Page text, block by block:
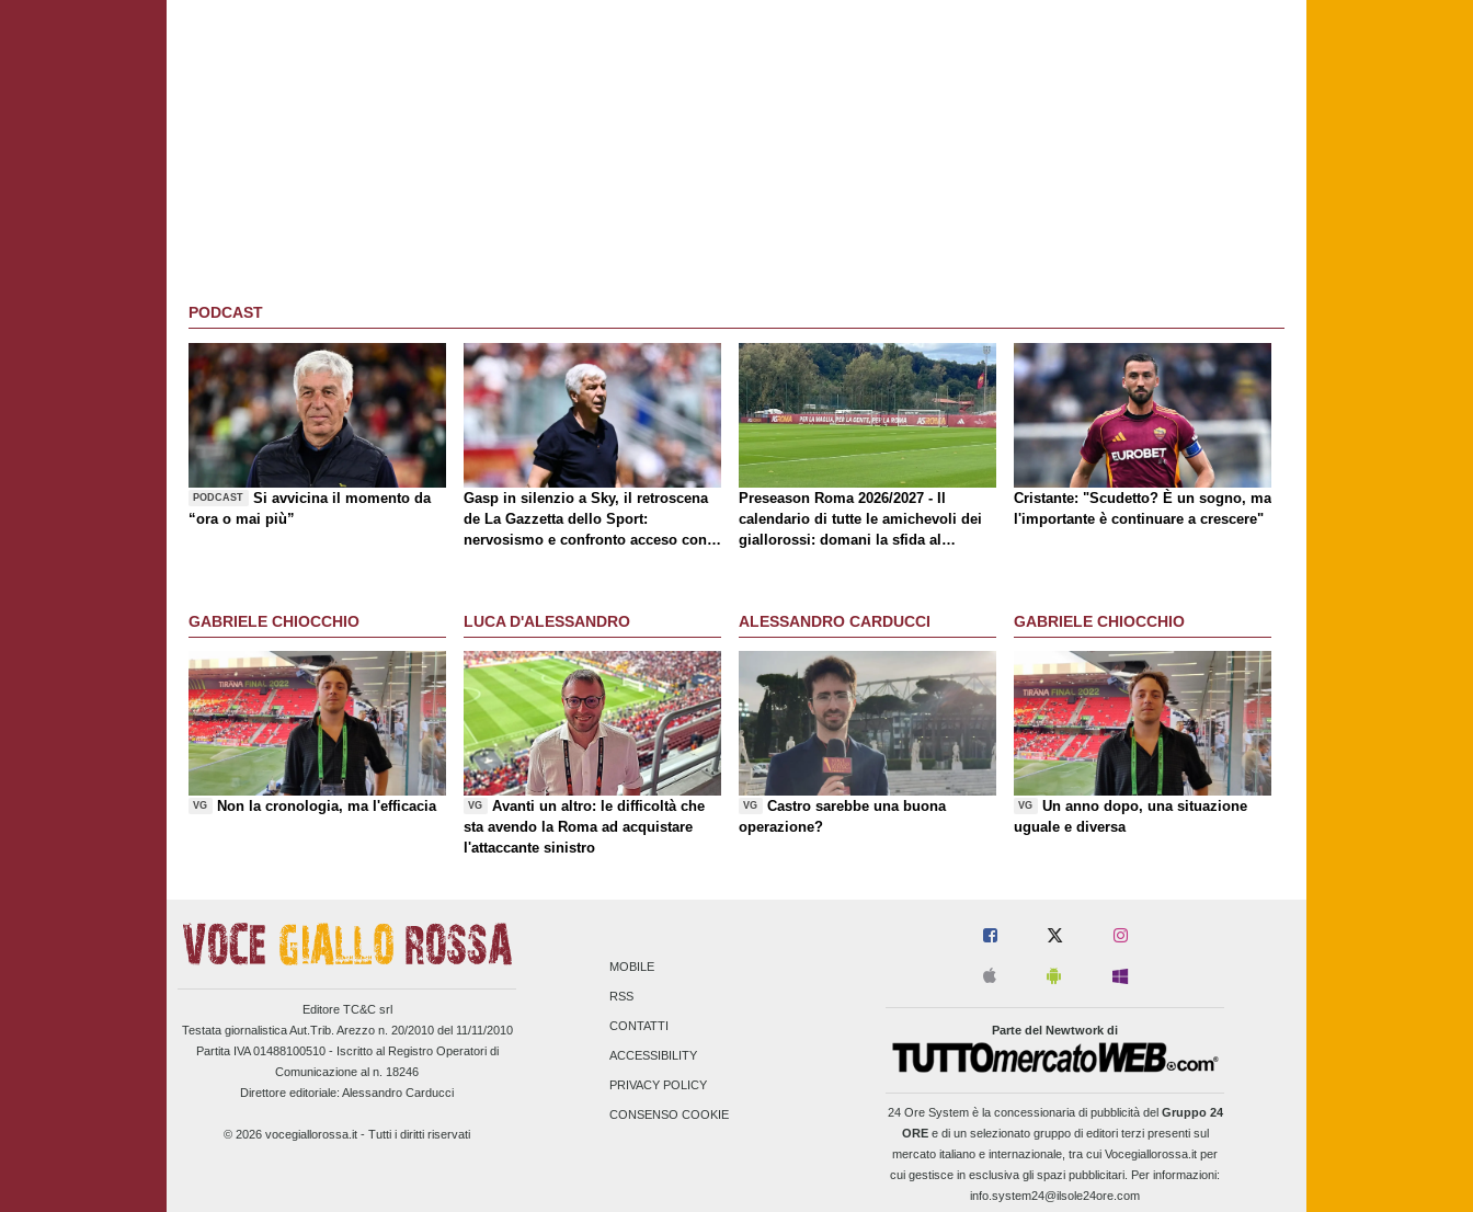
PODCAST
PODCAST
Si avvicina il momento da
“ora o mai più”
Gasp in silenzio a Sky, il retroscena
de La Gazzetta dello Sport:
nervosismo e confronto acceso con
Preseason Roma 2026/2027 - Il
calendario di tutte le amichevoli dei
giallorossi: domani la sfida al
Cristante: "Scudetto? È un sogno, ma
l'importante è continuare a crescere"
GABRIELE CHIOCCHIO
VG Non la cronologia, ma l'efficacia
LUCA D'ALESSANDRO
VG
Avanti un altro: le difficoltà che
sta avendo la Roma ad acquistare
l'attaccante sinistro
ALESSANDRO CARDUCCI
VG
Castro sarebbe una buona
operazione?
GABRIELE CHIOCCHIO
VG
Un anno dopo, una situazione
uguale e diversa
Editore TC&C srl
Testata giornalistica Aut.Trib. Arezzo n. 20/2010 del 11/11/2010
Partita IVA 01488100510 - Iscritto al Registro Operatori di
Comunicazione al n. 18246
Direttore editoriale: Alessandro Carducci
© 2026 vocegiallorossa.it - Tutti i diritti riservati
MOBILE
RSS
CONTATTI
ACCESSIBILITY
PRIVACY POLICY
CONSENSO COOKIE
Parte del Newtwork di
24 Ore Systemè la concessionaria di pubblicità del Gruppo 24
OREe di un selezionato gruppo di editori terzi presenti sul
mercato italiano e internazionale, tra cui Vocegiallorossa.it per
cui gestisce in esclusiva gli spazi pubblicitari. Per informazioni:
info.system24@ilsole24ore.com